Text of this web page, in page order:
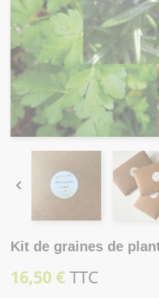

Kit de graines de
16,50 €TTC